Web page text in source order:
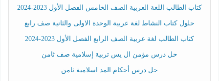
كتاب الطالب اللغة العربية الصف الخامس الفصل الأول 2023-2024
حلول كتاب النشاط لغة عربية الوحدة الاولى والثانية صف رابع
كتاب الطالب لغة عربية الصف الرابع الفصل الأول 2023-2024
حل درس مؤمن ال يس تربية إسلامية صف ثامن
حل درس أحكام المد اسلامية ثامن